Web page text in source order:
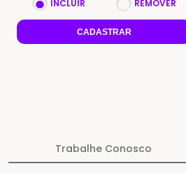
INCLUIR REMOVER
CADASTRAR
Trabalhe Conosco